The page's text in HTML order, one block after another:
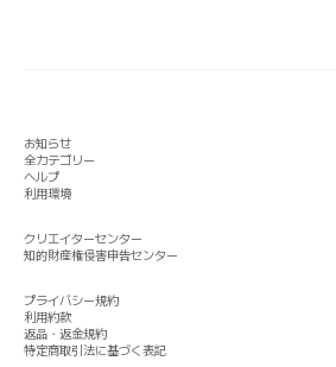
お知らせ
全カテゴリー
ヘルプ
利用環境
クリエイターセンター
知的財産権侵害申告センター
プライバシー規約
利用約款
返品・返金規約
特定商取引法に基づく表記